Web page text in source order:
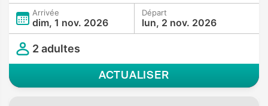
Arrivée
dim, 1 nov. 2026
Départ
lun, 2 nov. 2026
2 adultes
ACTUALISER